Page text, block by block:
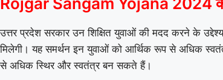
उत्तर प्रदेश सरकार उन शिक्षित युवाओं की मदद करने के
मिलेगी। यह समर्थन इन युवाओं को आर्थिक रूप से अधिक
से अधिक स्थिर और स्वतंत्र बन सकते हैं।